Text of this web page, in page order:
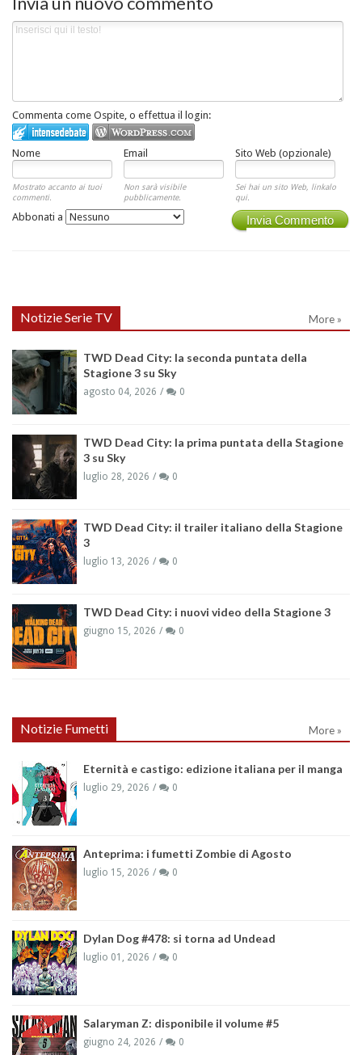
Commenta come Ospite, o effettua il login:
Nome Email Sito Web (opzionale)
Mostrato accanto ai tuoi
commenti.
Non sarà visibile
pubblicamente.
Sei hai un sito Web, linkalo
qui.
Invia Commento
Abbonati a
Notizie Serie TV More »
TWD Dead City: la seconda puntata della
Stagione 3 su Sky
agosto 04, 2026 0
TWD Dead City: la prima puntata della Stagione
3 su Sky
luglio 28, 2026 0
TWD Dead City: il trailer italiano della Stagione
3
luglio 13, 2026 0
TWD Dead City: i nuovi video della Stagione 3
giugno 15, 2026 0
Notizie Fumetti More »
Eternità e castigo: edizione italiana per il manga
luglio 29, 2026 0
Anteprima: i fumetti Zombie di Agosto
luglio 15, 2026 0
Dylan Dog #478: si torna ad Undead
luglio 01, 2026 0
Salaryman Z: disponibile il volume #5
giugno 24, 2026 0